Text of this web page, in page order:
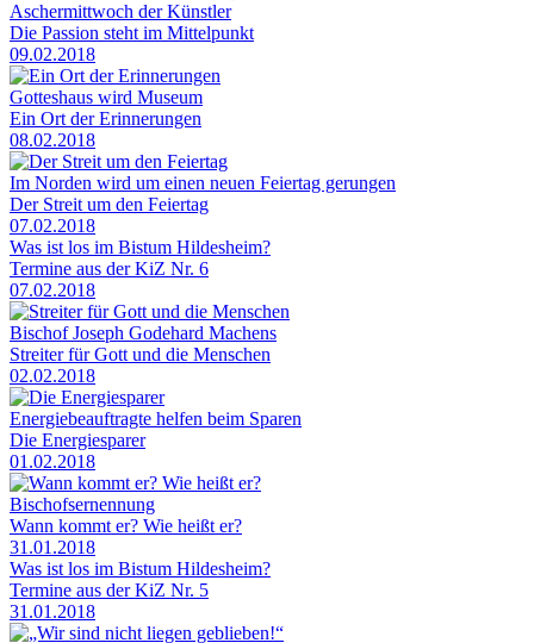
Aschermittwoch der Künstler
Die Passion steht im Mittelpunkt
09.02.2018
Gotteshaus wird Museum
Ein Ort der Erinnerungen
08.02.2018
Im Norden wird um einen neuen Feiertag gerungen
Der Streit um den Feiertag
07.02.2018
Was ist los im Bistum Hildesheim?
Termine aus der KiZ Nr. 6
07.02.2018
Bischof Joseph Godehard Machens
Streiter für Gott und die Menschen
02.02.2018
Energiebeauftragte helfen beim Sparen
Die Energiesparer
01.02.2018
Bischofsernennung
Wann kommt er? Wie heißt er?
31.01.2018
Was ist los im Bistum Hildesheim?
Termine aus der KiZ Nr. 5
31.01.2018